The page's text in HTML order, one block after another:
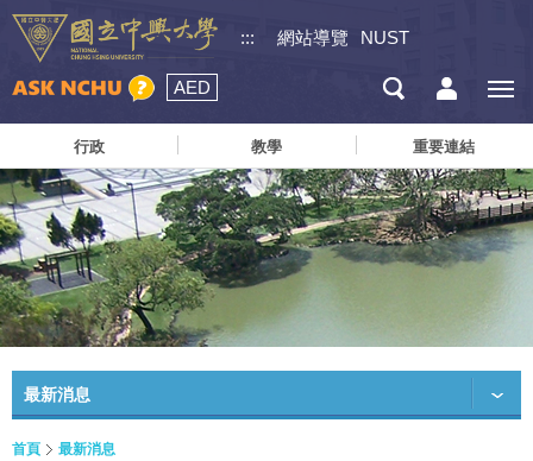
::: 網站導覽 NUST
AED
行政 教學 重要連結
最新消息
首頁
最新消息